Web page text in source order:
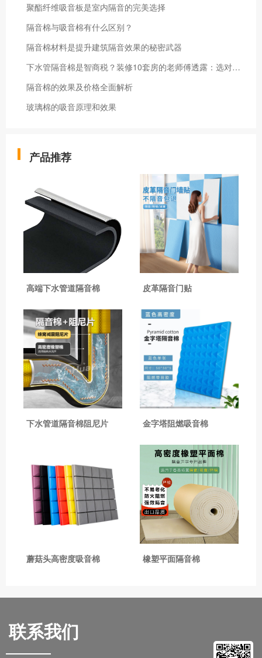
聚酯纤维吸音板是室内隔音的完美选择
隔音棉与吸音棉有什么区别？
隔音棉材料是提升建筑隔音效果的秘密武器
下水管隔音棉是智商税？装修10套房的老师傅透露：选对产品能省一半钱
隔音棉的效果及价格全面解析
玻璃棉的吸音原理和效果
产品推荐
高端下水管道隔音棉 皮革隔音门贴
下水管道隔音棉阻尼片 金字塔阻燃吸音棉
蘑菇头高密度吸音棉 橡塑平面隔音棉
联系我们